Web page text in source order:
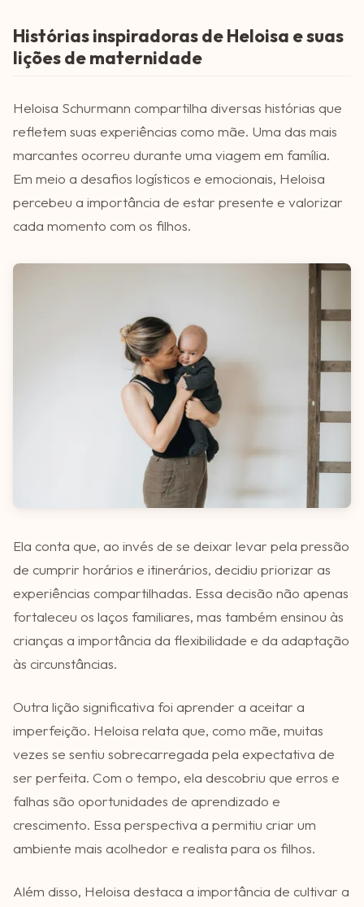
Histórias inspiradoras de Heloisa e suas
lições de maternidade
Heloisa Schurmann compartilha diversas histórias que
refletem suas experiências como mãe. Uma das mais
marcantes ocorreu durante uma viagem em família.
Em meio a desafios logísticos e emocionais, Heloisa
percebeu a importância de estar presente e valorizar
cada momento com os filhos.
Ela conta que, ao invés de se deixar levar pela pressão
de cumprir horários e itinerários, decidiu priorizar as
experiências compartilhadas. Essa decisão não apenas
fortaleceu os laços familiares, mas também ensinou às
crianças a importância da flexibilidade e da adaptação
às circunstâncias.
Outra lição significativa foi aprender a aceitar a
imperfeição. Heloisa relata que, como mãe, muitas
vezes se sentiu sobrecarregada pela expectativa de
ser perfeita. Com o tempo, ela descobriu que erros e
falhas são oportunidades de aprendizado e
crescimento. Essa perspectiva a permitiu criar um
ambiente mais acolhedor e realista para os filhos.
Além disso, Heloisa destaca a importância de cultivar a